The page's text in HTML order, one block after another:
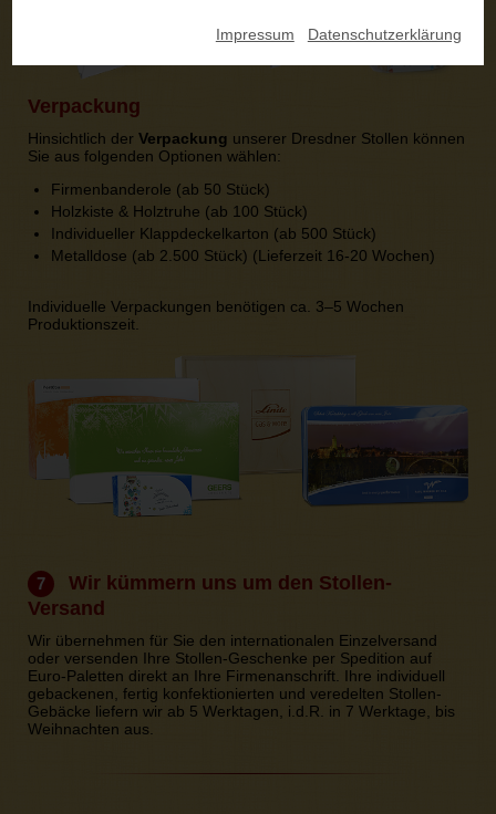
Impressum Datenschutzerklärung
Verpackung
Hinsichtlich der Verpackung unserer Dresdner Stollen können
Sie aus folgenden Optionen wählen:
Firmenbanderole (ab 50 Stück)
Holzkiste & Holztruhe (ab 100 Stück)
Individueller Klappdeckelkarton (ab 500 Stück)
Metalldose (ab 2.500 Stück) (Lieferzeit 16-20 Wochen)
Individuelle Verpackungen benötigen ca. 3–5 Wochen
Produktionszeit.
7
Wir kümmern uns um den Stollen-
Versand
Wir übernehmen für Sie den internationalen Einzelversand
oder versenden Ihre Stollen-Geschenke per Spedition auf
Euro-Paletten direkt an Ihre Firmenanschrift. Ihre individuell
gebackenen, fertig konfektionierten und veredelten Stollen-
Gebäcke liefern wir ab 5 Werktagen, i.d.R. in 7 Werktage, bis
Weihnachten aus.